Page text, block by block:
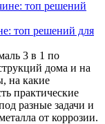
топ решений для
3 в 1 по
дома и на
на какие
практические
разные задачи и
от коррозии.